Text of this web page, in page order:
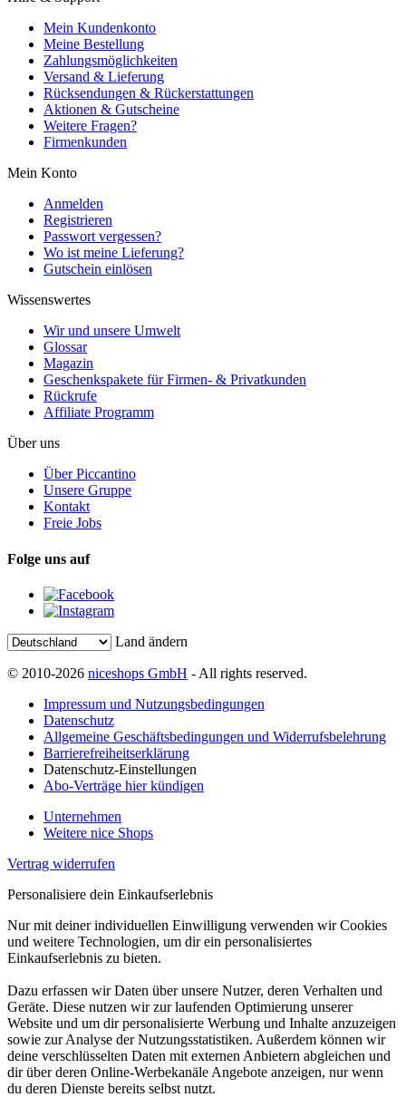
Mein Kundenkonto
Meine Bestellung
Zahlungsmöglichkeiten
Versand & Lieferung
Rücksendungen & Rückerstattungen
Aktionen & Gutscheine
Weitere Fragen?
Firmenkunden
Mein Konto
Anmelden
Registrieren
Passwort vergessen?
Wo ist meine Lieferung?
Gutschein einlösen
Wissenswertes
Wir und unsere Umwelt
Glossar
Magazin
Geschenkspakete für Firmen- & Privatkunden
Rückrufe
Affiliate Programm
Über uns
Über Piccantino
Unsere Gruppe
Kontakt
Freie Jobs
Folge uns auf
Land ändern
© 2010-2026 niceshops GmbH - All rights reserved.
Impressum und Nutzungsbedingungen
Datenschutz
Allgemeine Geschäftsbedingungen und Widerrufsbelehrung
Barrierefreiheitserklärung
Datenschutz-Einstellungen
Abo-Verträge hier kündigen
Unternehmen
Weitere nice Shops
Vertrag widerrufen
Personalisiere dein Einkaufserlebnis
Nur mit deiner individuellen Einwilligung verwenden wir Cookies
und weitere Technologien, um dir ein personalisiertes
Einkaufserlebnis zu bieten.
Dazu erfassen wir Daten über unsere Nutzer, deren Verhalten und
Geräte. Diese nutzen wir zur laufenden Optimierung unserer
Website und um dir personalisierte Werbung und Inhalte anzuzeigen
sowie zur Analyse der Nutzungsstatistiken. Außerdem können wir
deine verschlüsselten Daten mit externen Anbietern abgleichen und
dir über deren Online-Werbekanäle Angebote anzeigen, nur wenn
du deren Dienste bereits selbst nutzt.